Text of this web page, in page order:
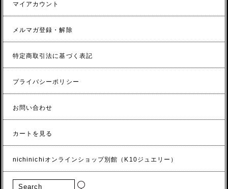
マイアカウント
メルマガ登録・解除
特定商取引法に基づく表記
プライバシーポリシー
お問い合わせ
カートを見る
nichinichiオンラインショップ別館（K10ジュエリー）